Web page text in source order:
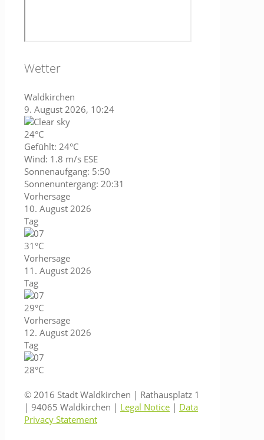
Wetter
Waldkirchen
9. August 2026, 10:24
24°C
Gefühlt: 24°C
Wind: 1.8 m/s ESE
Sonnenaufgang: 5:50
Sonnenuntergang: 20:31
Vorhersage
10. August 2026
Tag
31°C
Vorhersage
11. August 2026
Tag
29°C
Vorhersage
12. August 2026
Tag
28°C
© 2016 Stadt Waldkirchen | Rathausplatz 1
| 94065 Waldkirchen | Legal Notice | Data
Privacy Statement